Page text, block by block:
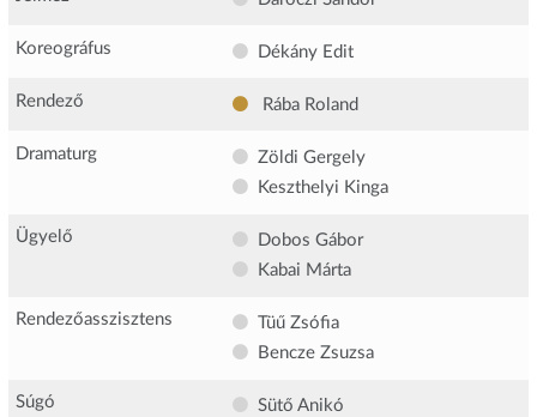
Koreográfus Dékány Edit
Rendező Rába Roland
Dramaturg
Zöldi Gergely
Keszthelyi Kinga
Ügyelő
Dobos Gábor
Kabai Márta
Rendezőasszisztens
Tüű Zsófia
Bencze Zsuzsa
Súgó Sütő Anikó